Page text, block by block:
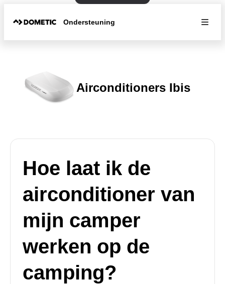
Ondersteuning
Airconditioners Ibis
Hoe laat ik de
airconditioner van
mijn camper
werken op de
camping?